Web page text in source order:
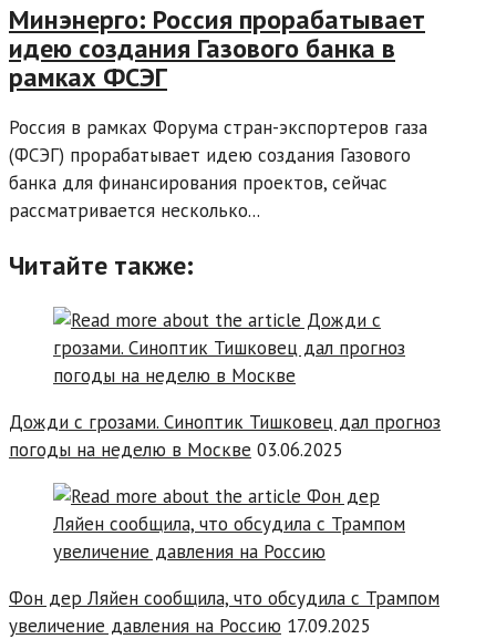
Минэнерго: Россия прорабатывает
идею создания Газового банка в
рамках ФСЭГ
Россия в рамках Форума стран-экспортеров газа
(ФСЭГ) прорабатывает идею создания Газового
банка для финансирования проектов, сейчас
рассматривается несколько...
Читайте также:
Дожди с грозами. Синоптик Тишковец дал прогноз
погоды на неделю в Москве 03.06.2025
Фон дер Ляйен сообщила, что обсудила с Трампом
увеличение давления на Россию 17.09.2025